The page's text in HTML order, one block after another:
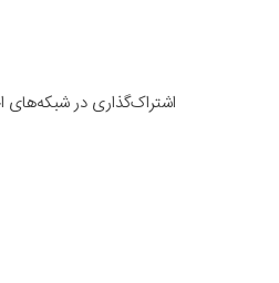
اشتراک‌گذاری در شبکه‌های